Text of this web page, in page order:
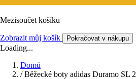
Mezisoučet košíku
Zobrazit můj košík Pokračovat v nákupu
Loading...
Domů
/ Běžecké boty adidas Duramo SL 2